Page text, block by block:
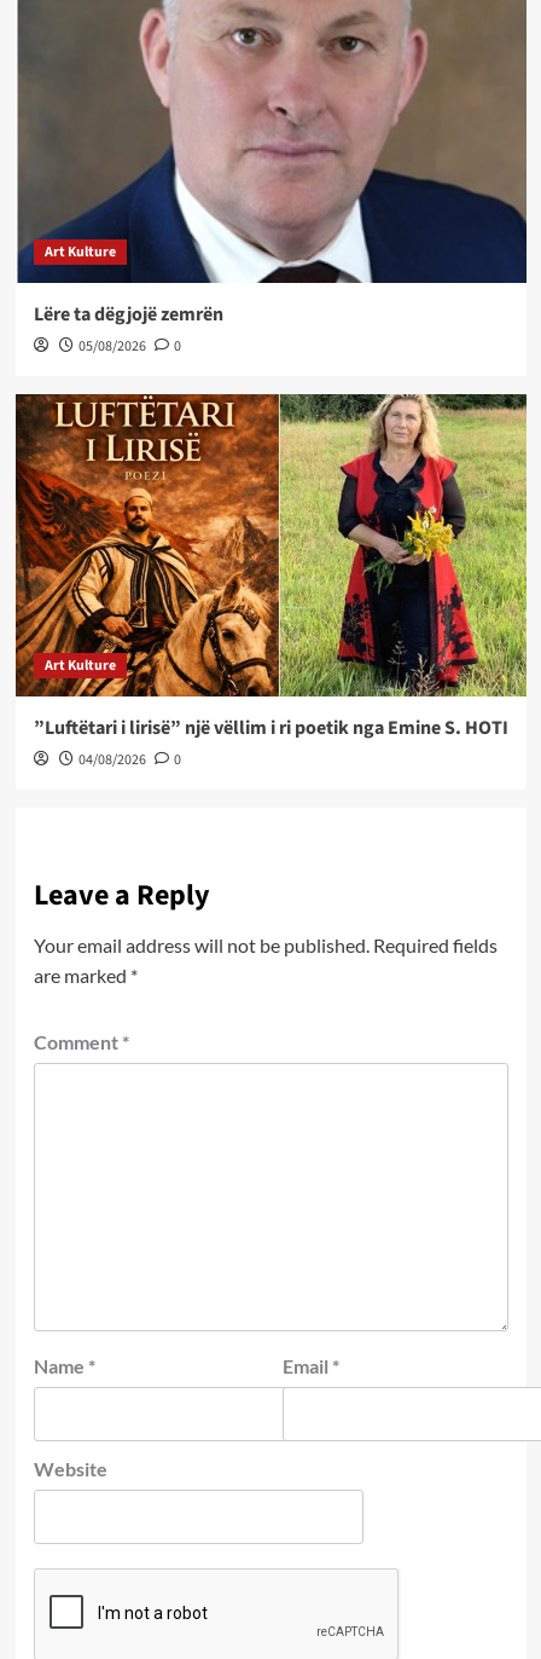
Art Kulture
Lëre ta dëgjojë zemrën
05/08/2026 0
Art Kulture
”Luftëtari i lirisë” një vëllim i ri poetik nga Emine S. HOTI
04/08/2026 0
Leave a Reply
Your email address will not be published. Required fields
are marked *
Comment *
Name * Email *
Website